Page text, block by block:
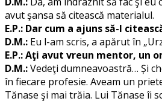
avut şansa să citească materialul.
E.P.: Dar cum a ajuns să-l
D.M.: Eu l-am scris, a apărut în
E.P.: Aţi avut vreun mentor, un
D.M.:Vedeţi dumneavoastră… Și
în fiecare profesie. Aveam un
Tănase şi mai trăia. Lui Tănase îi